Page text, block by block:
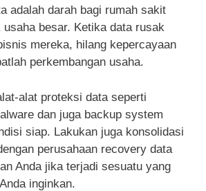
adalah darah bagi rumah sakit
usaha besar. Ketika data rusak
mereka, hilang kepercayaan
perkembangan usaha.
alat proteksi data seperti
dan juga backup system
siap. Lakukan juga konsolidasi
perusahaan recovery data
Anda jika terjadi sesuatu yang
inginkan.